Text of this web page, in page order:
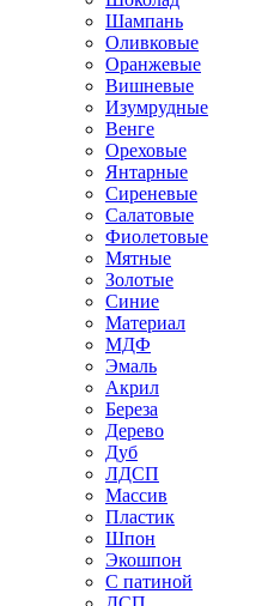
Шампань
Оливковые
Оранжевые
Вишневые
Изумрудные
Венге
Ореховые
Янтарные
Сиреневые
Салатовые
Фиолетовые
Мятные
Золотые
Синие
Материал
МДФ
Эмаль
Акрил
Береза
Дерево
Дуб
ЛДСП
Массив
Пластик
Шпон
Экошпон
С патиной